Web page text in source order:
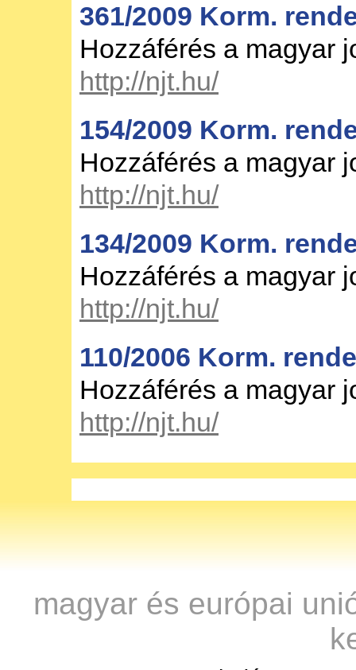
361/2009 Korm.
Hozzáférés a magyar
http://njt.hu/
154/2009 Korm.
Hozzáférés a magyar
http://njt.hu/
134/2009 Korm.
Hozzáférés a magyar
http://njt.hu/
110/2006 Korm.
Hozzáférés a magyar
http://njt.hu/
magyar és európai